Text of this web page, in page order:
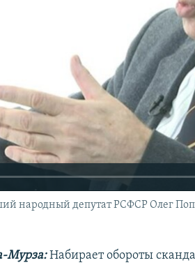
народный депутат РСФСР Олег
Мурза:Набирает обороты